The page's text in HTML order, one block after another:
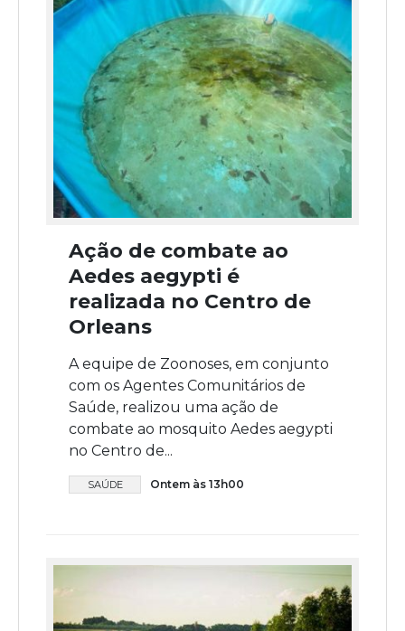
Ação de combate ao
Aedes aegypti é
realizada no Centro de
Orleans
A equipe de Zoonoses, em conjunto
com os Agentes Comunitários de
Saúde, realizou uma ação de
combate ao mosquito Aedes aegypti
no Centro de...
SAÚDE Ontem às 13h00